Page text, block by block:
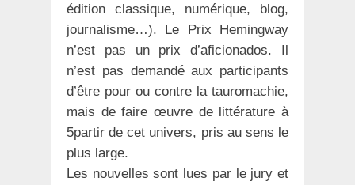
édition classique, numérique, blog,
journalisme…). Le Prix Hemingway
n’est pas un prix d’aficionados. Il
n’est pas demandé aux participants
d’être pour ou contre la tauromachie,
mais de faire œuvre de littérature à
5partir de cet univers, pris au sens le
plus large.
Les nouvelles sont lues par le jury et